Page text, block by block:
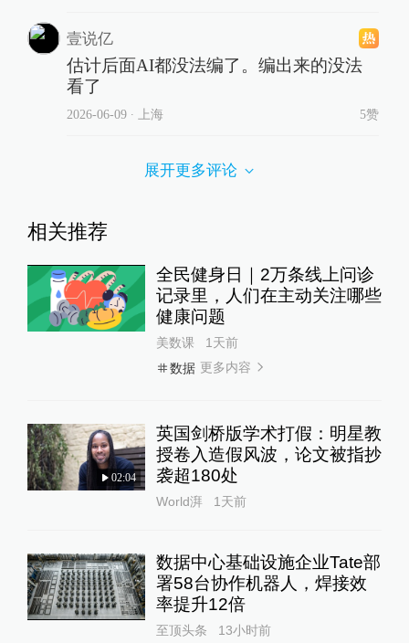
壹说亿
估计后面AI都没法编了。编出来的没法
看了
2026-06-09∙ 上海 5赞
展开更多评论
相关推荐
全民健身日｜2万条线上问诊
记录里，人们在主动关注哪些
健康问题
美数课
1天前
数据 更多内容
02:04
英国剑桥版学术打假：明星教
授卷入造假风波，论文被指抄
袭超180处
World湃 1天前
数据中心基础设施企业Tate部
署58台协作机器人，焊接效
率提升12倍
至顶头条 13小时前